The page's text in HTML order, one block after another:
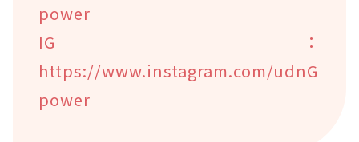
power
IG：
https://www.instagram.com/udnG
power